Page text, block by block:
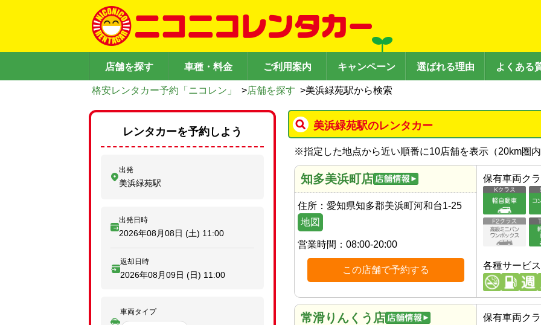
店舗を探す 車種・料金 ご利用案内 キャンペーン 選ばれる理由 よくある
格安レンタカー予約「ニコレン」 >店舗を探す >美浜緑苑駅から検索
美浜緑苑駅のレンタカー
※指定した地点から近い順番に10店舗を表示（20km圏
知多美浜町店
住所： 愛知県知多郡美浜町河和台1-25
地図
営業時間： 08:00-20:00
この店舗で予約する
保有車両ク
各種サービス
常滑りんくう店 保有車両ク
レンタカーを予約しよう
出発
美浜緑苑駅
出発日時
2026年08月08日 (土) 11:00
返却日時
2026年08月09日 (日) 11:00
車両タイプ